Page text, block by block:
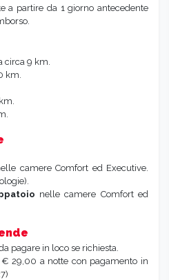
a partire da 1 giorno antecedente
circa 9 km.
km.
camere Comfort ed Executive.
nelle camere Comfort ed
pagare in loco se richiesta.
€ 29,00 a notte con pagamento in